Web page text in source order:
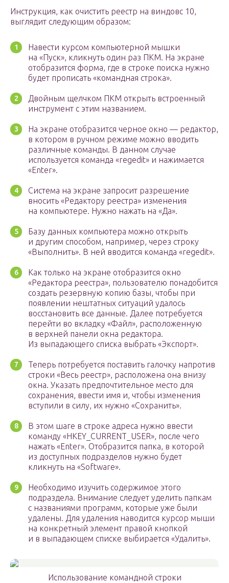
Инструкция, как очистить реестр на виндовс 10,
выглядит следующим образом:
Навести курсом компьютерной мышки
на «Пуск», кликнуть один раз ПКМ. На экране
отобразится форма, где в строке поиска нужно
будет прописать «командная строка».
Двойным щелчком ПКМ открыть встроенный
инструмент с этим названием.
На экране отобразится черное окно — редактор,
в котором в ручном режиме можно вводить
различные команды. В данном случае
используется команда «regedit» и нажимается
«Enter».
Система на экране запросит разрешение
вносить «Редактору реестра» изменения
на компьютере. Нужно нажать на «Да».
Базу данных компьютера можно открыть
и другим способом, например, через строку
«Выполнить». В ней вводится команда «regedit».
Как только на экране отобразится окно
«Редактора реестра», пользователю понадобится
создать резервную копию базы, чтобы при
появлении нештатных ситуаций удалось
восстановить все данные. Далее потребуется
перейти во вкладку «Файл», расположенную
в верхней панели окна редактора.
Из выпадающего списка выбрать «Экспорт».
Теперь потребуется поставить галочку напротив
строки «Весь реестр», расположена она внизу
окна. Указать предпочтительное место для
сохранения, ввести имя и, чтобы изменения
вступили в силу, их нужно «Сохранить».
В этом шаге в строке адреса нужно ввести
команду «HKEY_CURRENT_USER», после чего
нажать «Enter». Отобразится папка, в которой
из доступных подразделов нужно будет
кликнуть на «Software».
Необходимо изучить содержимое этого
подраздела. Внимание следует уделить папкам
с названиями программ, которые уже были
удалены. Для удаления наводится курсор мыши
на конкретный элемент правой кнопкой
и в выпадающем списке выбирается «Удалить».
Использование командной строки